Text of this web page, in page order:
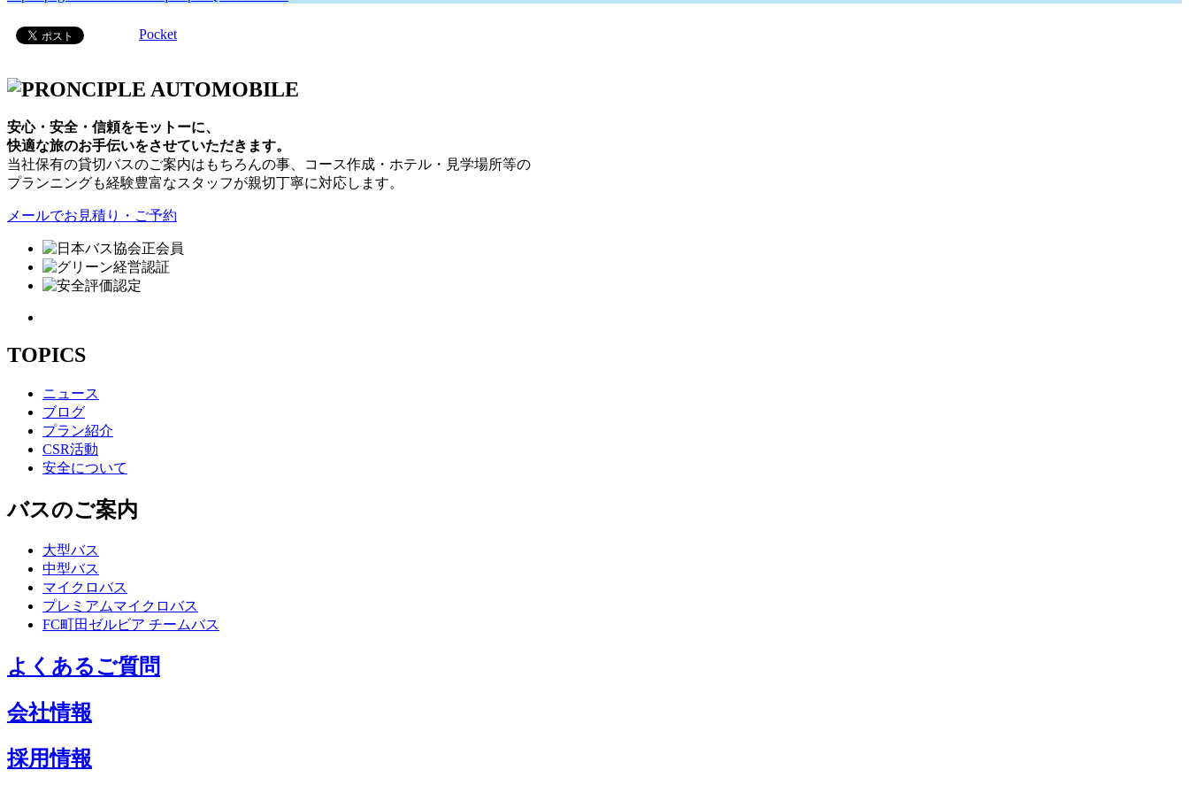
Pocket
安心・安全・信頼をモットーに、
快適な旅のお手伝いをさせていただきます。
当社保有の貸切バスのご案内はもちろんの事、コース作成・ホテル・見学場所等の
プランニングも経験豊富なスタッフが親切丁寧に対応します。
メールでお見積り・ご予約
TOPICS
ニュース
ブログ
プラン紹介
CSR活動
安全について
バスのご案内
大型バス
中型バス
マイクロバス
プレミアムマイクロバス
FC町田ゼルビア チームバス
よくあるご質問
会社情報
採用情報